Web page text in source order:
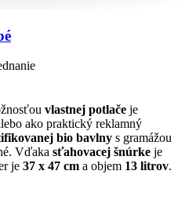
vlastnej potlače je
ako praktický reklamný
bio bavlny s gramážou
Vďaka sťahovacej šnúrke je
je 37 x 47 cm a objem 13 litrov.